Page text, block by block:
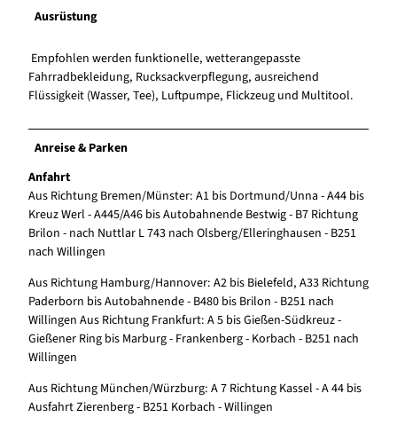
Ausrüstung
Empfohlen werden funktionelle, wetterangepasste
Fahrradbekleidung, Rucksackverpflegung, ausreichend
Flüssigkeit (Wasser, Tee), Luftpumpe, Flickzeug und Multitool.
Anreise & Parken
Anfahrt
Aus Richtung Bremen/Münster: A1 bis Dortmund/Unna - A44 bis
Kreuz Werl - A445/A46 bis Autobahnende Bestwig - B7 Richtung
Brilon - nach Nuttlar L 743 nach Olsberg/Elleringhausen - B251
nach Willingen
Aus Richtung Hamburg/Hannover: A2 bis Bielefeld, A33 Richtung
Paderborn bis Autobahnende - B480 bis Brilon - B251 nach
Willingen Aus Richtung Frankfurt: A 5 bis Gießen-Südkreuz -
Gießener Ring bis Marburg - Frankenberg - Korbach - B251 nach
Willingen
Aus Richtung München/Würzburg: A 7 Richtung Kassel - A 44 bis
Ausfahrt Zierenberg - B251 Korbach - Willingen